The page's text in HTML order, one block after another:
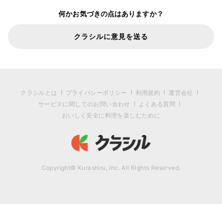
何かお気づきの点はありますか？
クラシルに意見を送る
クラシルとは プライバシーポリシー 利用規約
運営会社
サービスに関してのお問い合わせ
よくある質問
おいしく安全に料理を楽しむために
Copyright© Kurashiru, Inc. All Rights Reserved.